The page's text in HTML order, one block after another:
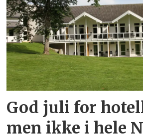
God juli for
men ikke i hele